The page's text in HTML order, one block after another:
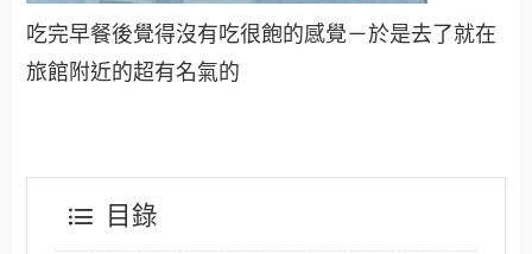
吃完早餐後覺得沒有吃很飽的感覺－於是去了就在
旅館附近的超有名氣的
目錄